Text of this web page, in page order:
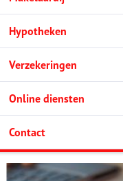
Hypotheken
Verzekeringen
Online diensten
Contact